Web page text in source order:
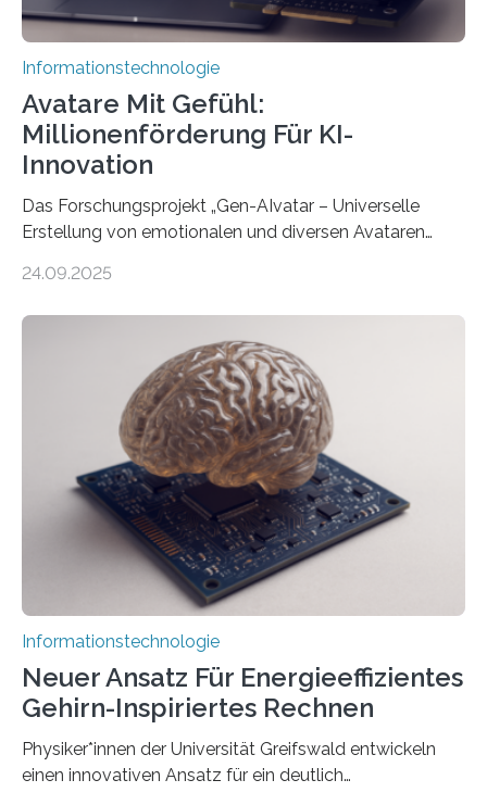
Informationstechnologie
Avatare Mit Gefühl:
Millionenförderung Für KI-
Innovation
Das Forschungsprojekt „Gen-AIvatar – Universelle
Erstellung von emotionalen und diversen Avataren
Förderung in Höhe von rund 2 Millionen Euro. Dabei
der Universität Bonn und der TH Köln gemeinsam mit
der MindPort GmbH eine neuartige, KI-gestützte
Lösung zur Erzeugung von Emotionen für realistische
Avatare. Gen-AIvatar entwickelt innovative und
kosteneffiziente Methoden, um lebensechte Avatare zu
erstellen. „Besonders wichtig ist uns eine ganzheitliche
Animation, bei der Stimme, Körperbewegung, Gestik
und Mimik im Einklang sind…
24.09.2025
Informationstechnologie
Neuer Ansatz Für Energieeffizientes
Gehirn-Inspiriertes Rechnen
Physiker*innen der Universität Greifswald entwickeln
einen innovativen Ansatz für ein deutlich